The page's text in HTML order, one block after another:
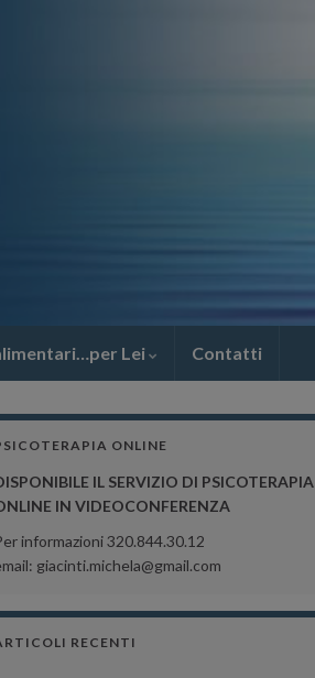
Lei Contatti
ONLINE
IL SERVIZIO DI PSICOTERAPIA
IN VIDEOCONFERENZA
informazioni 320.844.30.12
giacinti.michela@gmail.com
RECENTI